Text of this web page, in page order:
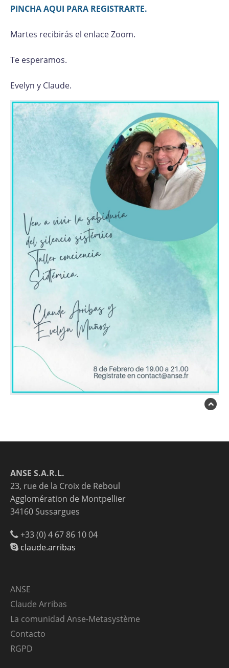
PINCHA AQUI PARA REGISTRARTE.
Martes recibirás el enlace Zoom.
Te esperamos.
Evelyn y Claude.
ANSE S.A.R.L.
23, rue de la Croix de Reboul
Agglomération de Montpellier
34160 Sussargues
+33 (0) 4 67 86 10 04
claude.arribas
ANSE
Claude Arribas
La comunidad Anse-Metasystème
Contacto
RGPD